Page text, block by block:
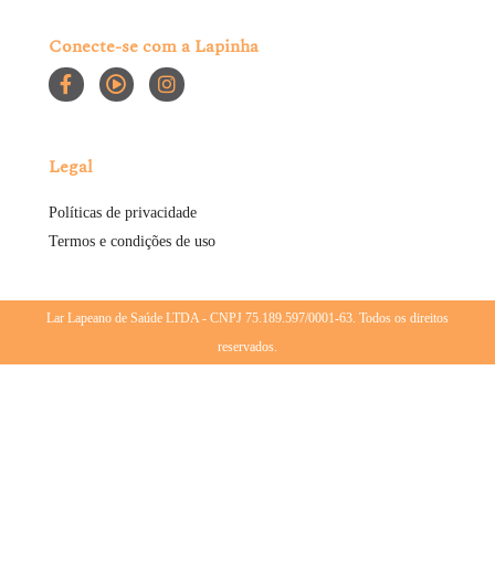
Conecte-se com a Lapinha
Legal
Políticas de privacidade
Termos e condições de uso
Lar Lapeano de Saúde LTDA - CNPJ 75.189.597/0001-63. Todos os direitos
reservados.